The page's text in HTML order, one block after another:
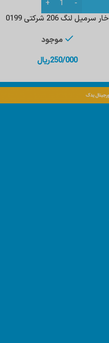
خار سرمیل لنگ 206 شرکتی 0199
موجود
250/000ریال